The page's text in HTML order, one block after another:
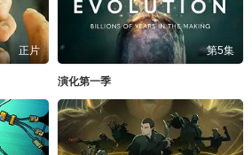
正片 第5集
演化第一季